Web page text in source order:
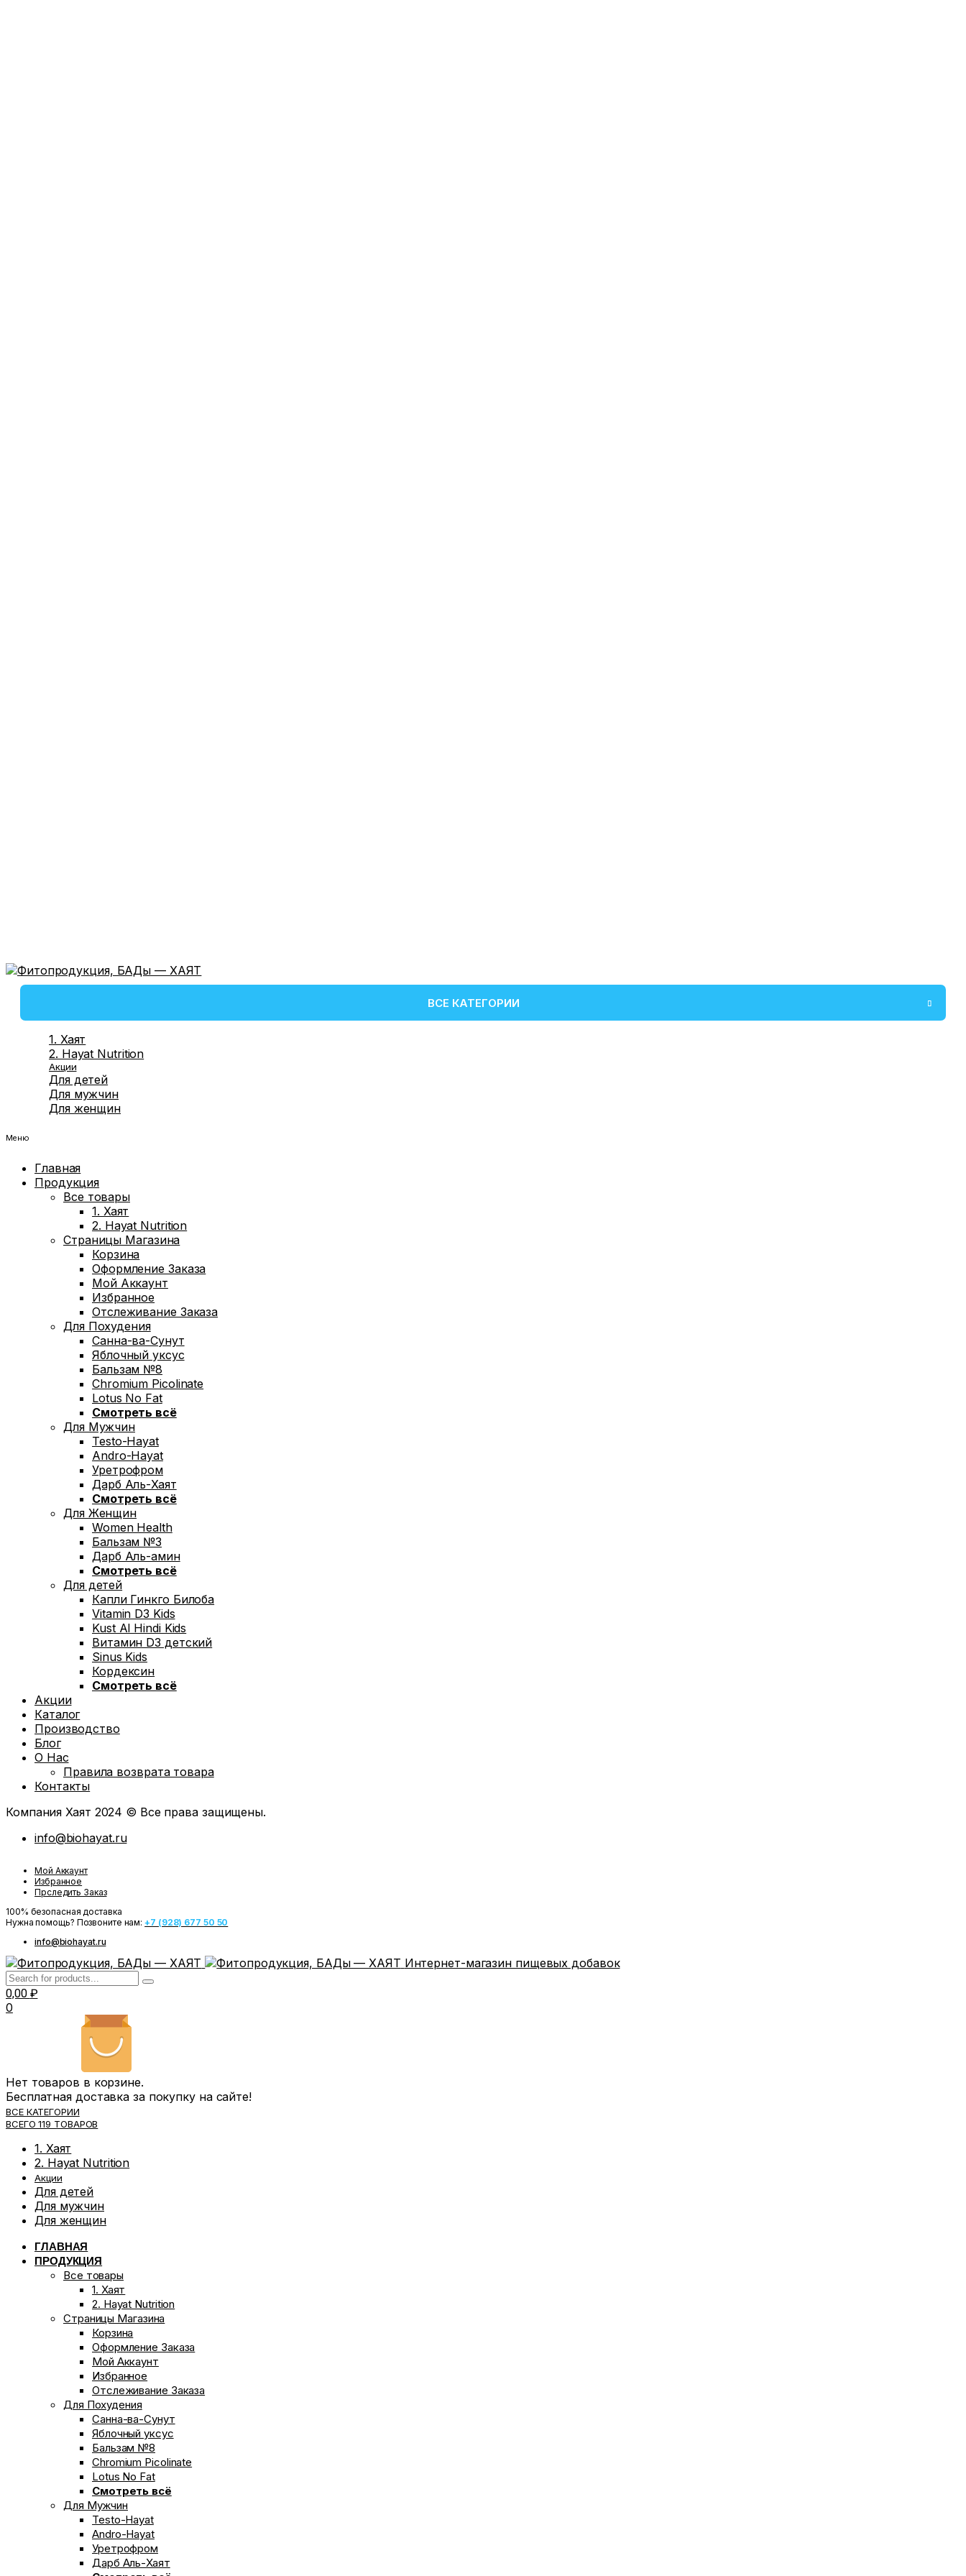
ВСЕ КАТЕГОРИИ
1. Хаят
2. Hayat Nutrition
Акции
Для детей
Для мужчин
Для женщин
Меню
Главная
Продукция
Все товары
1. Хаят
2. Hayat Nutrition
Страницы Магазина
Корзина
Оформление Заказа
Мой Аккаунт
Избранное
Отслеживание Заказа
Для Похудения
Санна-ва-Сунут
Яблочный уксус
Бальзам №8
Chromium Picolinate
Lotus No Fat
Смотреть всё
Для Мужчин
Testo-Hayat
Andro-Hayat
Уретрофром
Дарб Аль-Хаят
Смотреть всё
Для Женщин
Women Health
Бальзам №3
Дарб Аль-амин
Смотреть всё
Для детей
Капли Гинкго Билоба
Vitamin D3 Kids
Kust Al Hindi Kids
Витамин D3 детский
Sinus Kids
Кордексин
Смотреть всё
Акции
Каталог
Производство
Блог
О Нас
Правила возврата товара
Контакты
Компания Хаят 2024 © Все права защищены.
info@biohayat.ru
Мой Аккаунт
Избранное
Прследить Заказ
100% безопасная доставка
Нужна помощь? Позвоните нам:+7 (928) 677 50 50
info@biohayat.ru
Интернет-магазин пищевых добавок
0,00 ₽
0
Нет товаров в корзине.
Бесплатная доставка за покупку на сайте!
ВСЕ КАТЕГОРИИ
ВСЕГО 119 ТОВАРОВ
1. Хаят
2. Hayat Nutrition
Акции
Для детей
Для мужчин
Для женщин
ГЛАВНАЯ
ПРОДУКЦИЯ
Все товары
1. Хаят
2. Hayat Nutrition
Страницы Магазина
Корзина
Оформление Заказа
Мой Аккаунт
Избранное
Отслеживание Заказа
Для Похудения
Санна-ва-Сунут
Яблочный уксус
Бальзам №8
Chromium Picolinate
Lotus No Fat
Смотреть всё
Для Мужчин
Testo-Hayat
Andro-Hayat
Уретрофром
Дарб Аль-Хаят